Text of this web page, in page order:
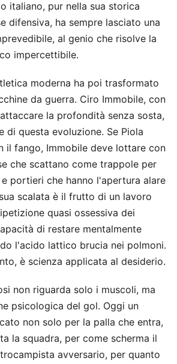
italiano, pur nella sua storica
difensiva, ha sempre lasciato una
al genio che risolve la
impercettibile.
moderna ha poi trasformato
da guerra. Ciro Immobile, con
la profondità senza sosta,
di questa evoluzione. Se Piola
il fango, Immobile deve lottare con
che scattano come trappole per
portieri che hanno l'apertura alare
scalata è il frutto di un lavoro
quasi ossessiva dei
di restare mentalmente
l'acido lattico brucia nei polmoni.
è scienza applicata al desiderio.
non riguarda solo i muscoli, ma
psicologica del gol. Oggi un
non solo per la palla che entra,
la squadra, per come scherma il
avversario, per quanto